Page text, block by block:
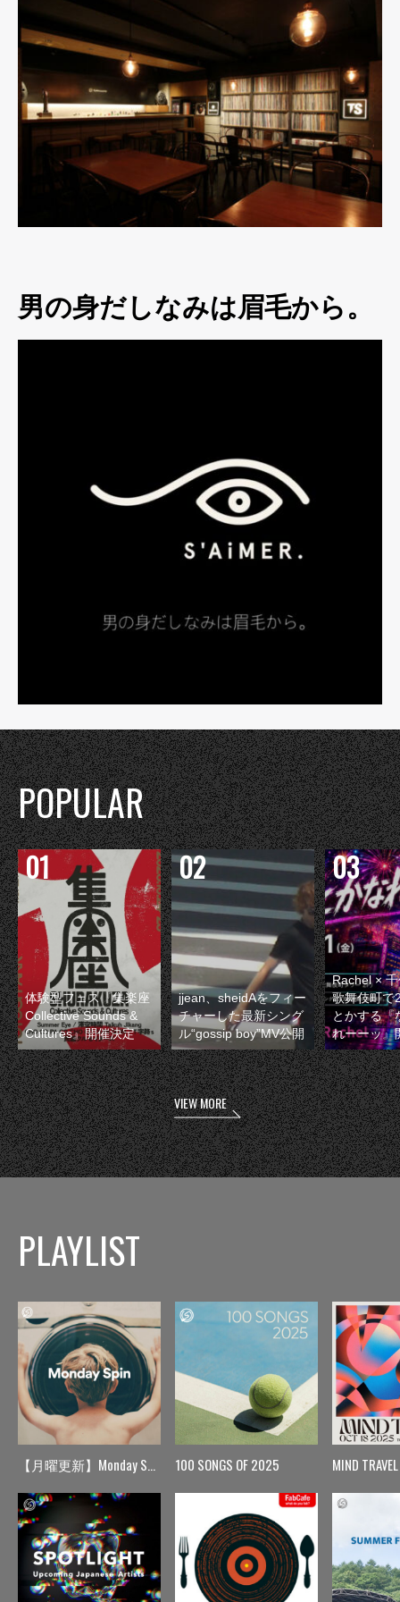
男の身だしなみは眉毛から。
POPULAR
体験型フェス『集楽座
Collective Sounds &
Cultures』開催決定
jjean、sheidAをフィー
チャーした最新シング
ル“gossip boy”MV公開
Rachel ×
歌舞伎町で
とかする『
れーーッ』
VIEW MORE
PLAYLIST
【月曜更新】Monday Spin 100 SONGS OF 2025 MIND TRAVEL